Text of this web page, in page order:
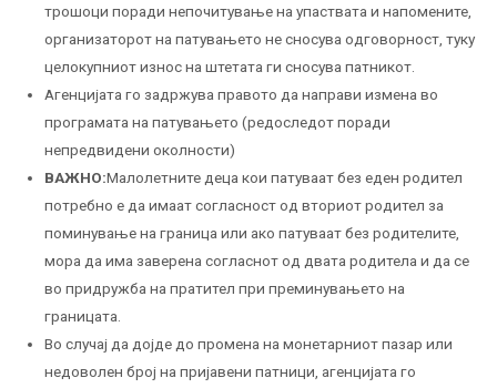
трошоци поради непочитување на упаствата и напомените,
организаторот на патувањето не сносува одговорност, туку
целокупниот износ на штетата ги сносува патникот.
Агенцијата го задржува правото да направи измена во
програмата на патувањето (редоследот поради
непредвидени околности)
ВАЖНО:Малолетните деца кои патуваат без еден родител
потребно е да имаат согласност од вториот родител за
поминување на граница или ако патуваат без родителите,
мора да има заверена согласнот од двата родитела и да се
во придружба на пратител при преминувањето на
границата.
Во случај да дојде до промена на монетарниот пазар или
недоволен број на пријавени патници, агенцијата го